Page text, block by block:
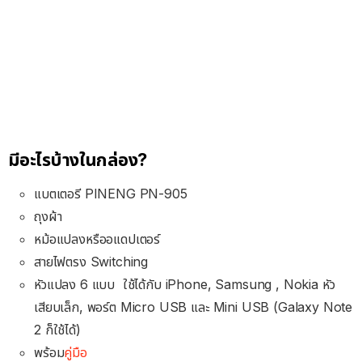
มีอะไรบ้างในกล่อง?
แบตเตอรี PINENG PN-905
ถุงผ้า
หม้อแปลงหรืออแดปเตอร์
สายไฟตรง Switching
หัวแปลง 6 แบบ ใช้ได้กับ iPhone, Samsung , Nokia หัว
เสียบเล็ก, พอร์ต Micro USB และ Mini USB (Galaxy Note
2 ก็ใช้ได้)
พร้อมคู่มือ